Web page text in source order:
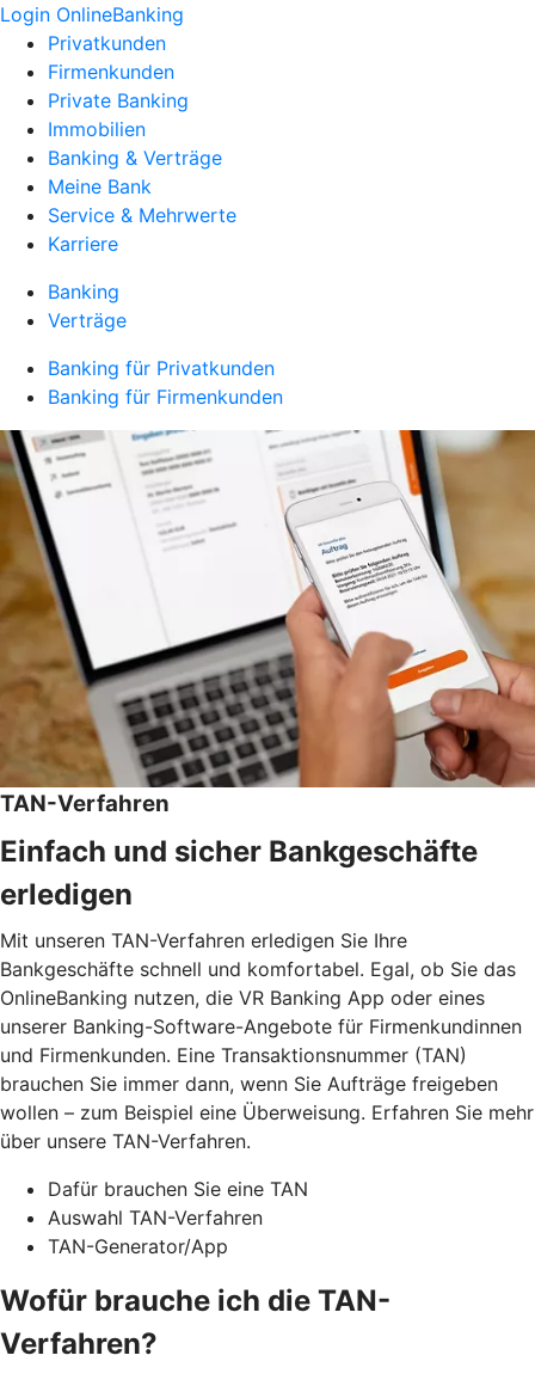
Login OnlineBanking
Privatkunden
Firmenkunden
Private Banking
Immobilien
Banking & Verträge
Meine Bank
Service & Mehrwerte
Karriere
Banking
Verträge
Banking für Privatkunden
Banking für Firmenkunden
TAN-Verfahren
Einfach und sicher Bankgeschäfte
erledigen
Mit unseren TAN-Verfahren erledigen Sie Ihre
Bankgeschäfte schnell und komfortabel. Egal, ob Sie das
OnlineBanking nutzen, die VR Banking App oder eines
unserer Banking-Software-Angebote für Firmenkundinnen
und Firmenkunden. Eine Transaktionsnummer (TAN)
brauchen Sie immer dann, wenn Sie Aufträge freigeben
wollen – zum Beispiel eine Überweisung. Erfahren Sie mehr
über unsere TAN-Verfahren.
Dafür brauchen Sie eine TAN
Auswahl TAN-Verfahren
TAN-Generator/App
Wofür brauche ich die TAN-
Verfahren?